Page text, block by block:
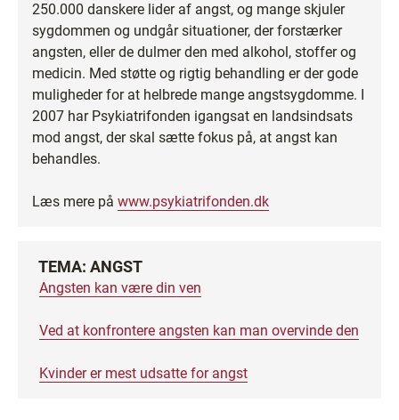
250.000 danskere lider af angst, og mange skjuler
sygdommen og undgår situationer, der forstærker
angsten, eller de dulmer den med alkohol, stoffer og
medicin. Med støtte og rigtig behandling er der gode
muligheder for at helbrede mange angstsygdomme. I
2007 har Psykiatrifonden igangsat en landsindsats
mod angst, der skal sætte fokus på, at angst kan
behandles.
Læs mere på www.psykiatrifonden.dk
TEMA: ANGST
Angsten kan være din ven
Ved at konfrontere angsten kan man overvinde den
Kvinder er mest udsatte for angst